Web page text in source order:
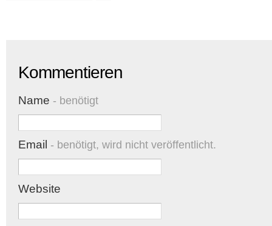
Kommentieren
Name - benötigt
Email - benötigt, wird nicht veröffentlicht.
Website